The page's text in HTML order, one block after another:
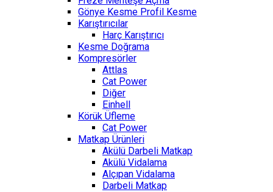
Gönye Kesme Profil Kesme
Karıştırıcılar
Harç Karıştırıcı
Kesme Doğrama
Kompresörler
Attlas
Cat Power
Diğer
Einhell
Körük Üfleme
Cat Power
Matkap Ürünleri
Akülü Darbeli Matkap
Akülü Vidalama
Alçıpan Vidalama
Darbeli Matkap